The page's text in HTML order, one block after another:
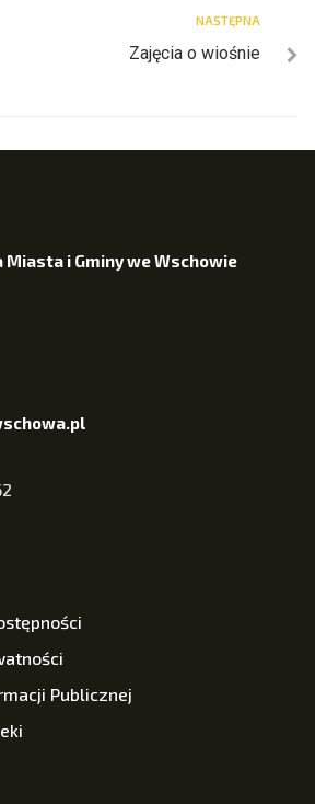
NASTĘPNA
Zajęcia o wiośnie
i Gminy we Wschowie
Publicznej